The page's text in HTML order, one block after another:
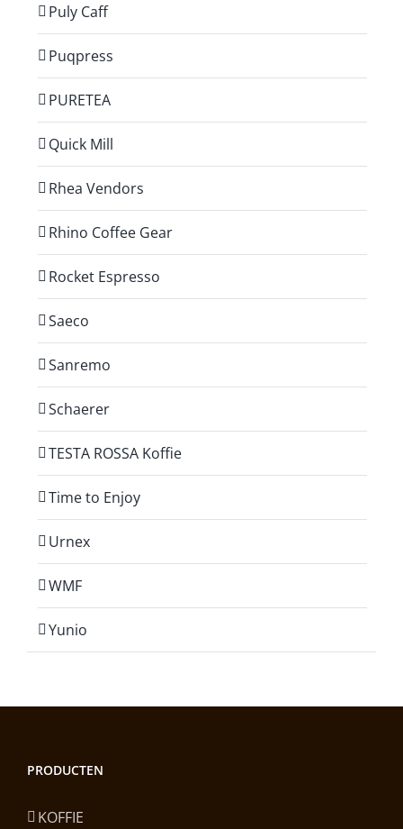
Puly Caff
Puqpress
PURETEA
Quick Mill
Rhea Vendors
Rhino Coffee Gear
Rocket Espresso
Saeco
Sanremo
Schaerer
TESTA ROSSA Koffie
Time to Enjoy
Urnex
WMF
Yunio
PRODUCTEN
KOFFIE